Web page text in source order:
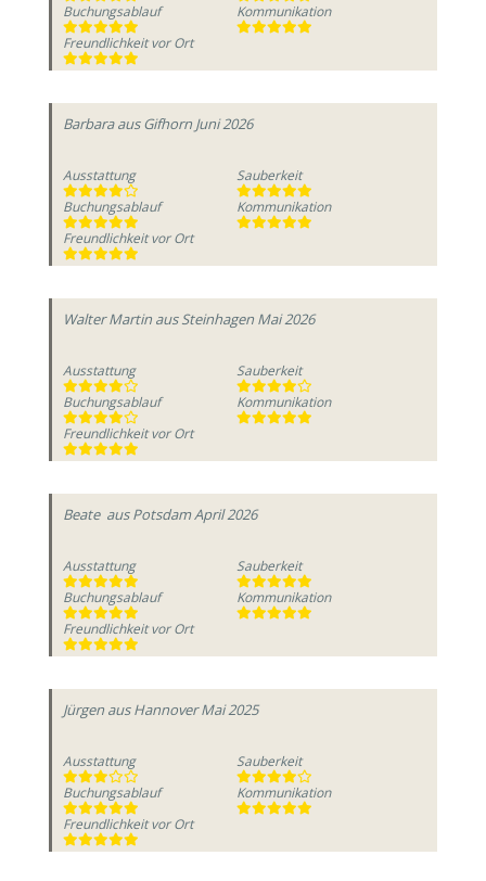
Buchungsablauf
Kommunikation
Freundlichkeit vor Ort
Barbaraaus Gifhorn Juni 2026
Ausstattung
Sauberkeit
Buchungsablauf
Kommunikation
Freundlichkeit vor Ort
Walter Martin aus Steinhagen Mai 2026
Ausstattung
Sauberkeit
Buchungsablauf
Kommunikation
Freundlichkeit vor Ort
Beate aus PotsdamApril 2026
Ausstattung
Sauberkeit
Buchungsablauf
Kommunikation
Freundlichkeit vor Ort
Jürgen aus Hannover Mai 2025
Ausstattung
Sauberkeit
Buchungsablauf
Kommunikation
Freundlichkeit vor Ort